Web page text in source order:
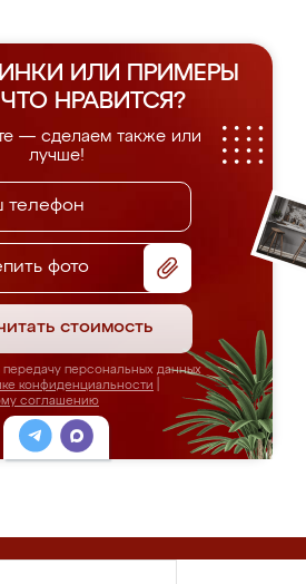
ИЛИ ПРИМЕРЫ
ЧТО НРАВИТСЯ?
— сделаем также или
лучше!
фото
стоимость
персональных данных
конфиденциальности
соглашению